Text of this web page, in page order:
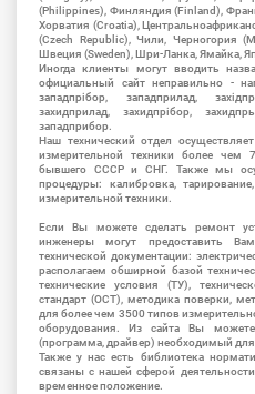
(Philippines), Финляндия (Finland),
Хорватия (Croatia),
(Czech Republic), Чили, Черногория
Швеция (Sweden), Шри-Ланка, Ямайка,
Иногда клиенты могут вводить
официальный сайт неправильно -
западпрібор, западприлад,
захидприлад, захидпрібор,
западприбор.
Наш технический отдел
измерительной техники более чем
бывшего СССР и СНГ. Также мы
процедуры: калибровка,
измерительной техники.
Если Вы можете сделать ремонт
инженеры могут предоставить
технической документации:
располагаем обширной базой
технические условия (ТУ),
стандарт (ОСТ), методика поверки,
для более чем 3500 типов
оборудования. Из сайта Вы
(программа, драйвер) необходимый
Также у нас есть библиотека
связаны с нашей сферой
временное положение.